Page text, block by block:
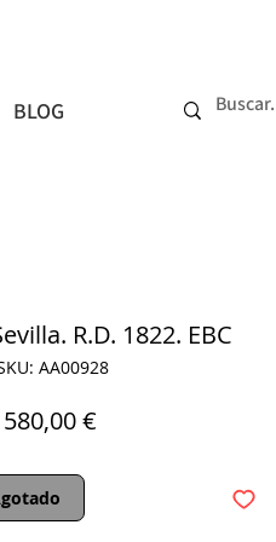
BLOG
R.D. 1822. EBC
AA00928
580,00 €Precio